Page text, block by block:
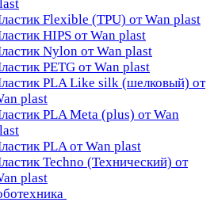
Flexible (TPU) от Wan plast
HIPS от Wan plast
Nylon от Wan plast
PETG от Wan plast
PLA Like silk (шелковый) от
plast
PLA Meta (plus) от Wan
PLA от Wan plast
Techno (Технический) от
plast